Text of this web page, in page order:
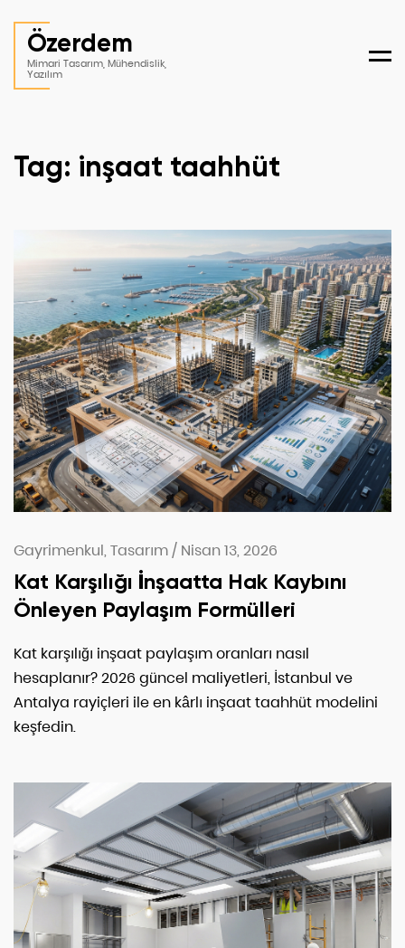
Özerdem
Mimari Tasarım, Mühendislik,
Yazılım
Tag: inşaat taahhüt
Gayrimenkul, Tasarım/ Nisan 13, 2026
Kat Karşılığı İnşaatta Hak Kaybını
Önleyen Paylaşım Formülleri
Kat karşılığı inşaat paylaşım oranları nasıl
hesaplanır? 2026 güncel maliyetleri, İstanbul ve
Antalya rayiçleri ile en kârlı inşaat taahhüt modelini
keşfedin.